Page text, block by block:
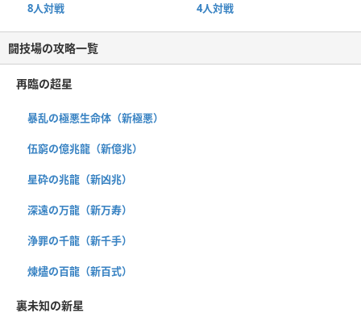
8人対戦 4人対戦
闘技場の攻略一覧
再臨の超星
暴乱の極悪生命体（新極悪）
伍窮の億兆龍（新億兆）
星砕の兆龍（新凶兆）
深遠の万龍（新万寿）
浄罪の千龍（新千手）
煉燼の百龍（新百式）
裏未知の新星